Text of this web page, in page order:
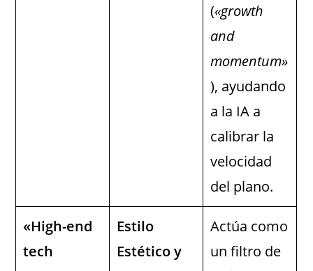
(«growth
and
momentum»
), ayudando
a la IA a
calibrar la
velocidad
del plano.
«High-end
tech
Estilo
Estético y
Actúa como
un filtro de